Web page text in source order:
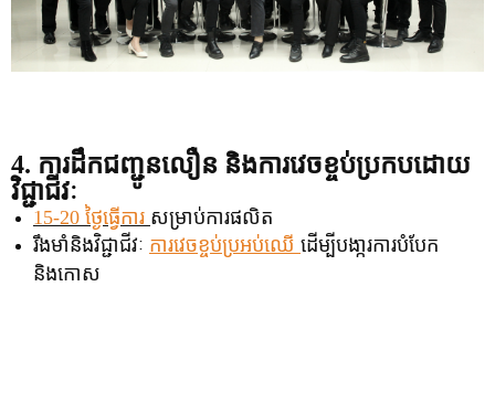
4. ការដឹកជញ្ជូនលឿន និងការវេចខ្ចប់ប្រកបដោយ
វិជ្ជាជីវៈ
15-20 ថ្ងៃធ្វើការ សម្រាប់ការផលិត
រឹងមាំនិងវិជ្ជាជីវៈ ការវេចខ្ចប់ប្រអប់ឈើ ដើម្បីបងា្ករការបំបែក
និងកោស